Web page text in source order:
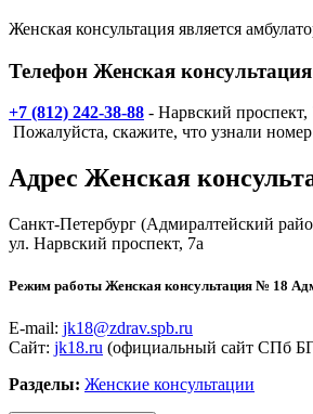
Женская консультация является
Телефон Женская
+7 (812) 242-38-88 - Нарвский проспект,
Пожалуйста, скажите, что узнали
Адрес Женская
Санкт-Петербург (Адмиралтейский
ул. Нарвский проспект, 7а
Режим работы Женская консультация № 18
E-mail: jk18@zdrav.spb.ru
Сайт: jk18.ru (официальный сайт СПб
Разделы: Женские консультации